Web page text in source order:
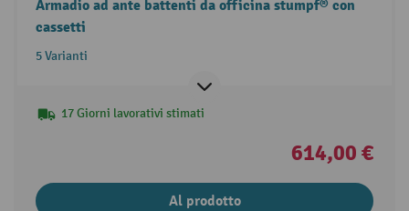
Armadio ad ante battenti da officina stumpf® con
cassetti
5 Varianti
17 Giorni lavorativi stimati
614,00 €
Al prodotto